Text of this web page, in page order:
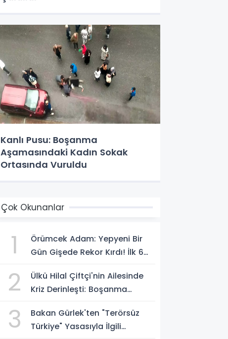
Kanlı Pusu: Boşanma
Aşamasındaki Kadın Sokak
Ortasında Vuruldu
Çok Okunanlar
1
Örümcek Adam: Yepyeni Bir
Gün Gişede Rekor Kırdı! İlk 6
2
Ülkü Hilal Çiftçi'nin Ailesinde
Kriz Derinleşti: Boşanma
Gündemde
3
Bakan Gürlek'ten "Terörsüz
Türkiye" Yasasıyla İlgili